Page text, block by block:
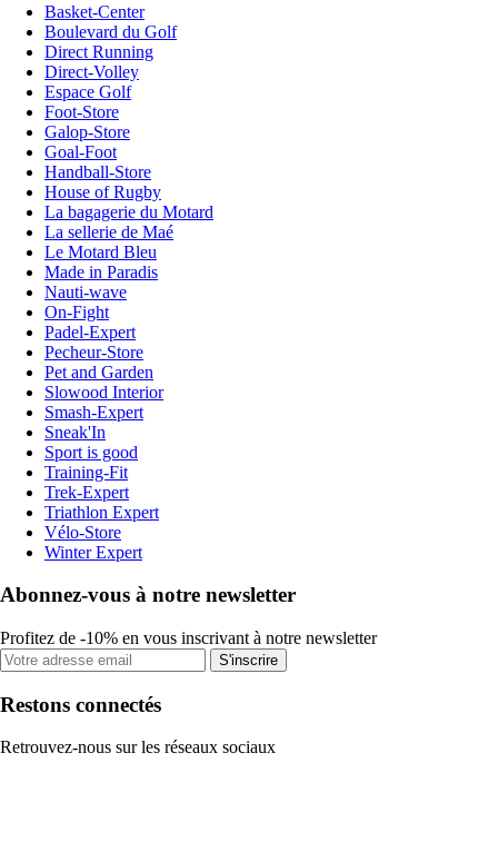
Basket-Center
Boulevard du Golf
Direct Running
Direct-Volley
Espace Golf
Foot-Store
Galop-Store
Goal-Foot
Handball-Store
House of Rugby
La bagagerie du Motard
La sellerie de Maé
Le Motard Bleu
Made in Paradis
Nauti-wave
On-Fight
Padel-Expert
Pecheur-Store
Pet and Garden
Slowood Interior
Smash-Expert
Sneak'In
Sport is good
Training-Fit
Trek-Expert
Triathlon Expert
Vélo-Store
Winter Expert
Abonnez-vous à notre newsletter
Profitez de -10% en vous inscrivant à notre newsletter
S'inscrire
Restons connectés
Retrouvez-nous sur les réseaux sociaux